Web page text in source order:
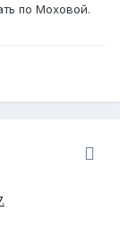
по Моховой.